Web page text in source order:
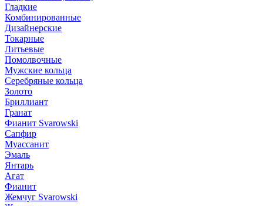
Гладкие
Комбинированные
Дизайнерские
Токарные
Литьевые
Помолвочные
Мужские кольца
Серебряные кольца
Золото
Бриллиант
Гранат
Фианит Svarowski
Сапфир
Муассанит
Эмаль
Янтарь
Агат
Фианит
Жемчуг Svarowski